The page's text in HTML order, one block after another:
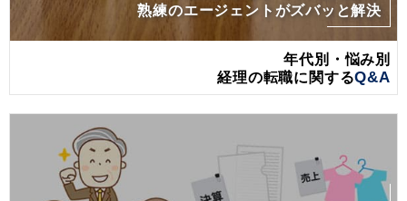
熟練のエージェントがズバッと解決
年代別・悩み別
経理の転職に関するQ&A